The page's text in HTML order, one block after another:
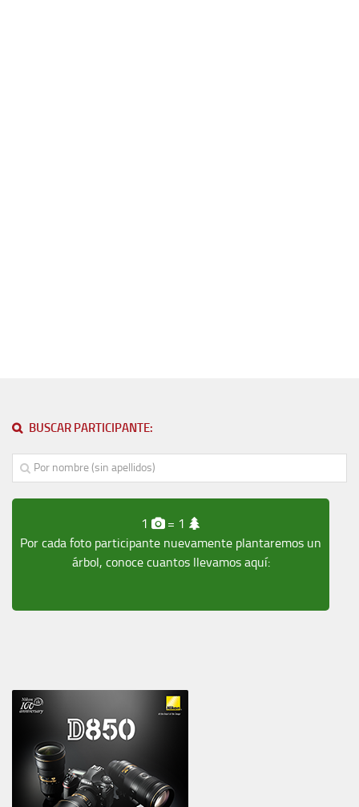
BUSCAR PARTICIPANTE:
1
= 1
Por cada foto participante nuevamente plantaremos un
árbol, conoce cuantos llevamos aquí: